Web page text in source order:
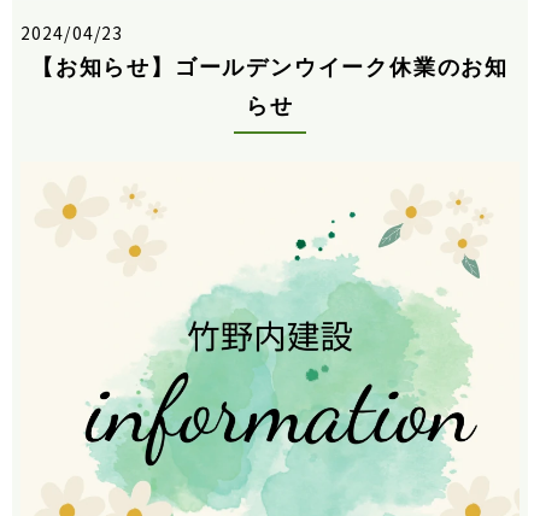
2024/04/23
【お知らせ】ゴールデンウイーク休業のお知
らせ